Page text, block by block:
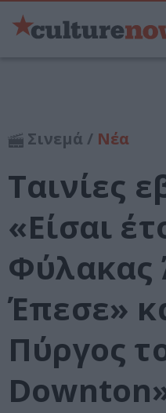
Σινεμά / Νέα
Ταινίες
«Είσαι
Φύλακας
Έπεσε»
Πύργος